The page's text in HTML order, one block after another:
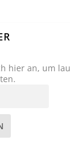
hier an, um